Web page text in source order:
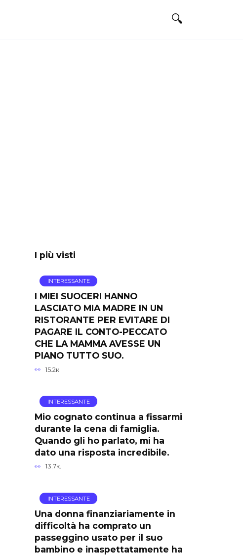
I più visti
INTERESSANTE
I MIEI SUOCERI HANNO
LASCIATO MIA MADRE IN UN
RISTORANTE PER EVITARE DI
PAGARE IL CONTO-PECCATO
CHE LA MAMMA AVESSE UN
PIANO TUTTO SUO.
15.2к.
INTERESSANTE
Mio cognato continua a fissarmi
durante la cena di famiglia.
Quando gli ho parlato, mi ha
dato una risposta incredibile.
13.7к.
INTERESSANTE
Una donna finanziariamente in
difficoltà ha comprato un
passeggino usato per il suo
bambino e inaspettatamente ha